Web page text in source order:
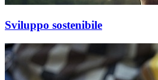
Sviluppo sostenibile